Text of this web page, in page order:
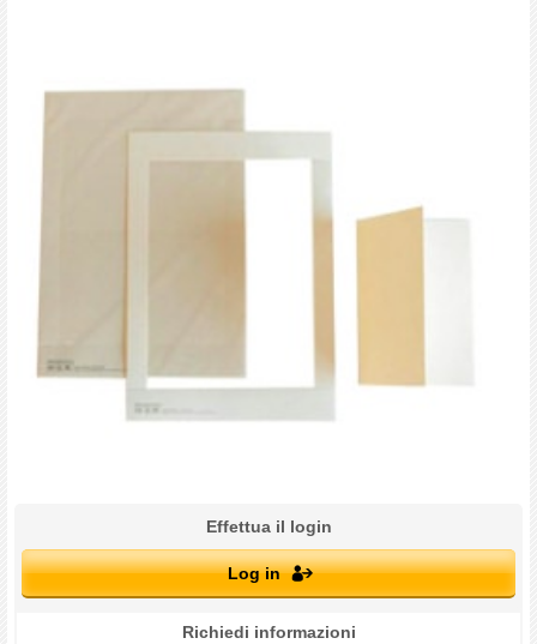
Effettua il login
Log in
Richiedi informazioni